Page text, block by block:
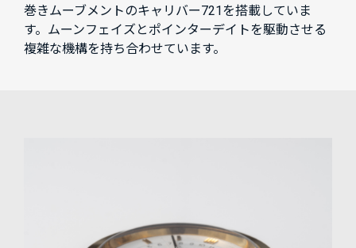
巻きムーブメントのキャリバー721を搭載していま
す。ムーンフェイズとポインターデイトを駆動させる
複雑な機構を持ち合わせています。